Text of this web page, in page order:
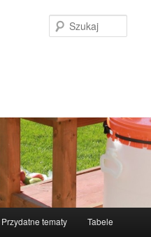
Przydatne tematy Tabele